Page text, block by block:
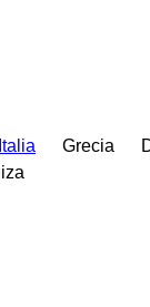
Italia Grecia